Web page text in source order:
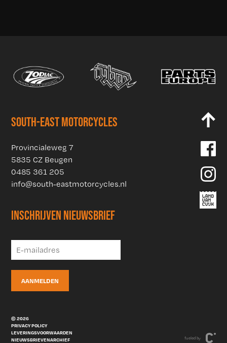
SOUTH-EAST MOTORCYCLES
Provincialeweg 7
5835 CZ Beugen
0485 361 205
info@south-eastmotorcycles.nl
INSCHRIJVEN NIEUWSBRIEF
© 2026
PRIVACY POLICY
LEVERINGSVOORWAARDEN
NIEUWSBRIEVENARCHIEF
fueled by